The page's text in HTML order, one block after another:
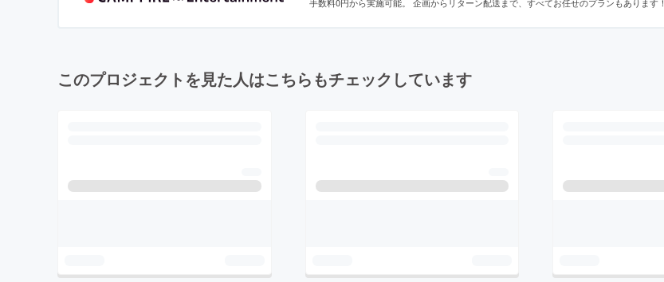
手数料0円から実施可能。 企画からリターン配送まで、すべてお任せのプランもあります！
このプロジェクトを見た人はこちらもチェックしています